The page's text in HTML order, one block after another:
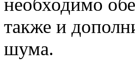
также и
шума.